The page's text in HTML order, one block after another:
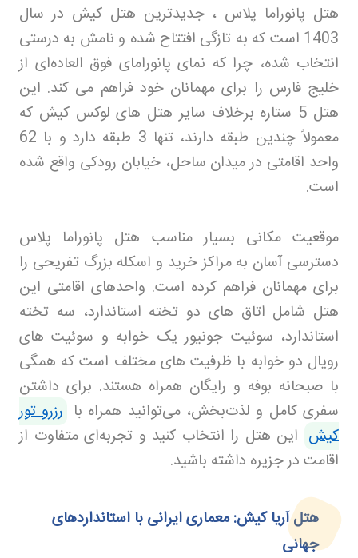
هتل پانوراما پلاس ، جدیدترین هتل کیش در سال
1403 است که به تازگی افتتاح شده و نامش به درستی
انتخاب شده، چرا که نمای پانورامای فوق‌ العاده‌ای از
خلیج فارس را برای مهمانان خود فراهم می‌ کند. این
هتل 5 ستاره برخلاف سایر هتل‌ های لوکس کیش که
معمولاً چندین طبقه دارند، تنها 3 طبقه دارد و با 62
واحد اقامتی در میدان ساحل، خیابان رودکی واقع شده
است.
موقعیت مکانی بسیار مناسب هتل پانوراما پلاس
دسترسی آسان به مراکز خرید و اسکله بزرگ تفریحی را
برای مهمانان فراهم کرده است. واحدهای اقامتی این
هتل شامل اتاق‌ های دو تخته استاندارد، سه تخته
استاندارد، سوئیت جونیور یک خوابه و سوئیت‌ های
رویال دو خوابه با ظرفیت‌ های مختلف است که همگی
با صبحانه بوفه و رایگان همراه هستند. برای داشتن
سفری کامل و لذت‌بخش، می‌توانید همراه با رزرو تور
کیش این هتل را انتخاب کنید و تجربه‌ای متفاوت از
اقامت در جزیره داشته باشید.
هتل آریا کیش: معماری ایرانی با استانداردهای
جهانی